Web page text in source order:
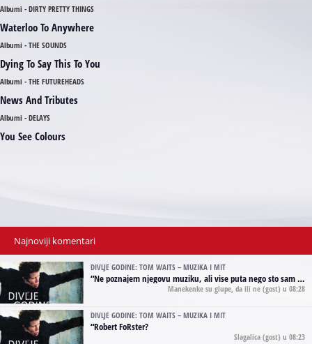
Albumi - DIRTY PRETTY THINGS
Waterloo To Anywhere
Albumi - THE SOUNDS
Dying To Say This To You
Albumi - THE FUTUREHEADS
News And Tributes
Albumi - DELAYS
You See Colours
Najnoviji komentari
DIVLJE GODINE: TOM WAITS – MUZIKA I MIT
“Ne poznajem njegovu muziku, ali vise puta nego sto sam to zazeleo gledao sam njegove umjetnicke slike na raznim stranama interneta. Te stoga zakljucujem da je Tom Waits Lady Gaga muzike namrstenih, ma
Manekenke su glupe, da ili ne (gost) u 08:28
DIVLJE GODINE: TOM WAITS – MUZIKA I MIT
“Robert FoRster?
Slagalica (gost) u 08:23